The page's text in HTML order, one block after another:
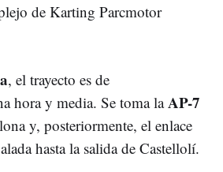
de Karting Parcmotor
, el trayecto es de
hora y media. Se toma laAP-7
y, posteriormente, el enlace
hasta la salida de Castellolí.